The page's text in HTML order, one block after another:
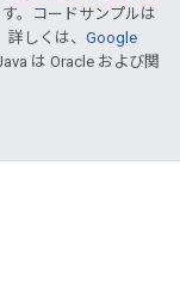
。コードサンプルは
しくは、 Google
は Oracle および関